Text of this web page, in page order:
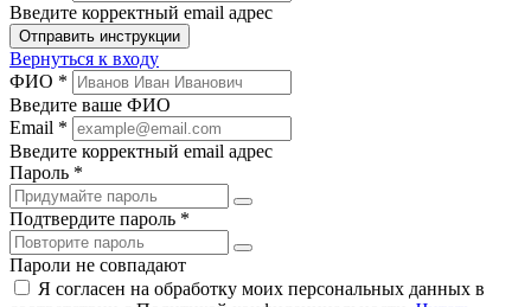
Введите корректный email адрес
Отправить инструкции
Вернуться к входу
ФИО *
Введите ваше ФИО
Email *
Введите корректный email адрес
Пароль *
Подтвердите пароль *
Пароли не совпадают
Я согласен на обработку моих персональных данных в